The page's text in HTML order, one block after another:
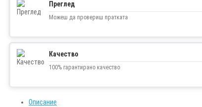
Преглед
Можеш да провериш пратката
Качество
100% гарантирано качество
Описание